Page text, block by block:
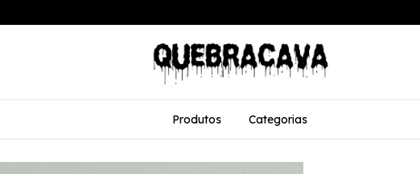
Produtos Categorias